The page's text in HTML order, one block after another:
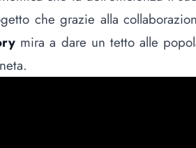
che grazie alla
mira a dare un tetto alle